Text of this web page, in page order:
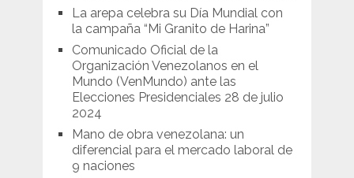
La arepa celebra su Día Mundial con
la campaña “Mi Granito de Harina”
Comunicado Oficial de la
Organización Venezolanos en el
Mundo (VenMundo) ante las
Elecciones Presidenciales 28 de julio
2024
Mano de obra venezolana: un
diferencial para el mercado laboral de
9 naciones